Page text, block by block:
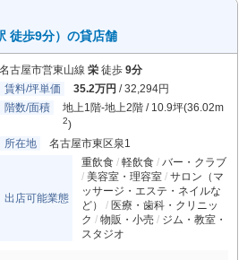
徒歩9分）の貸店舗
名古屋市営東山線 栄 徒歩 9分
賃料/坪単価
35.2万円 / 32,294円
階数/面積
地上1階-地上2階 / 10.9坪(36.02m
2)
所在地
名古屋市東区泉1
出店可能業態
重飲食 軽飲食
バー・クラブ
美容室・理容室
サロン（マ
ッサージ・エステ・ネイルな
ど）
医療・歯科・クリニッ
ク
物販・小売
ジム・教室・
スタジオ